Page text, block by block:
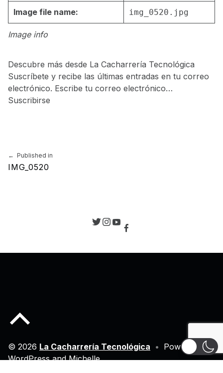
Image info
Image file name: img_0520.jpg
Descubre más desde La Cacharrería Tecnológica
Suscríbete y recibe las últimas entradas en tu correo
electrónico. Escribe tu correo electrónico…
Suscribirse
Navegación de entradas
Published in
IMG_0520
© 2026 La Cacharrería Tecnológica • Powered by
WordPressandMichelle.